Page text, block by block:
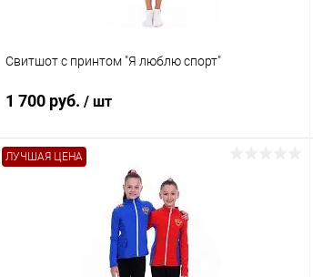
Свитшот с принтом "Я люблю спорт"
1 700 руб. / шт
В корзину
Сравнение
ЛУЧШАЯ ЦЕНА